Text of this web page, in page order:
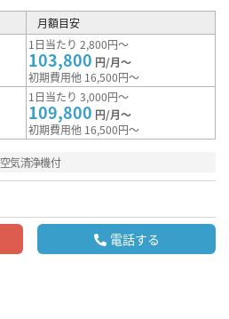
月額目安
1日当たり 2,800円～
103,800 円/月～
初期費用他 16,500円～
1日当たり 3,000円～
109,800 円/月～
初期費用他 16,500円～
空気清浄機付
電話する